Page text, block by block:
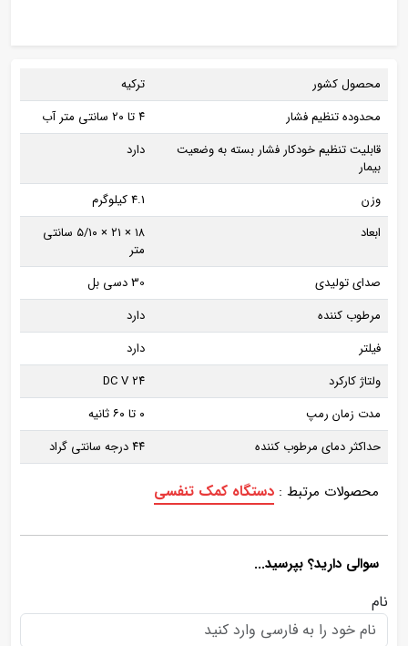
محصول کشور
ترکیه
محدوده تنظیم فشار
۴ تا ۲۰ سانتی متر آب
قابلیت تنظیم خودکار فشار بسته به وضعیت
بیمار
دارد
وزن
4.1 کیلوگرم
ابعاد
۱۸ × ۲۱ × ۵/۱۰ سانتی
متر
صدای تولیدی
30 دسی بل
مرطوب کننده
دارد
فیلتر
دارد
ولتاژ کارکرد
۲۴ DC V
مدت زمان رمپ
۰ تا ۶۰ ثانیه
حداکثر دمای مرطوب کننده
۴۴ درجه سانتی گراد
محصولات مرتبط : دستگاه کمک تنفسی
سوالی دارید؟ بپرسید...
نام